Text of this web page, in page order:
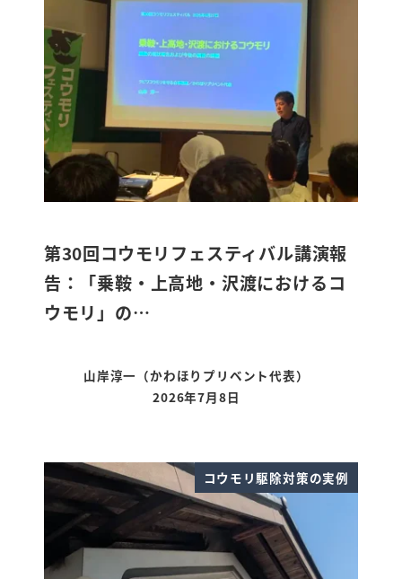
第30回コウモリフェスティバル講演報
告：「乗鞍・上高地・沢渡におけるコ
ウモリ」の…
山岸淳一（かわほりプリベント代表）
更新日
2026年7月8日
コウモリ駆除対策の実例